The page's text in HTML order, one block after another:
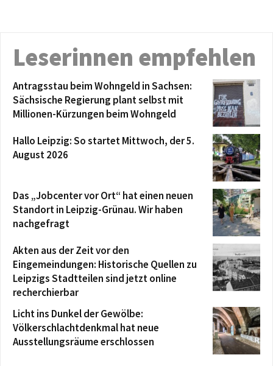
Leserinnen empfehlen
Antragsstau beim Wohngeld in Sachsen:
Sächsische Regierung plant selbst mit
Millionen-Kürzungen beim Wohngeld
Hallo Leipzig: So startet Mittwoch, der 5.
August 2026
Das „Jobcenter vor Ort“ hat einen neuen
Standort in Leipzig-Grünau. Wir haben
nachgefragt
Akten aus der Zeit vor den
Eingemeindungen: Historische Quellen zu
Leipzigs Stadtteilen sind jetzt online
recherchierbar
Licht ins Dunkel der Gewölbe:
Völkerschlachtdenkmal hat neue
Ausstellungsräume erschlossen